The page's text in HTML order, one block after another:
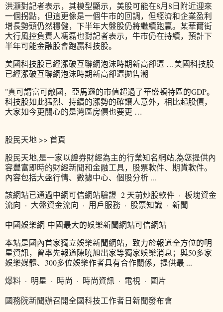
洪灝對記者表示，其模型顯示，美股可能在8月8日附近迎來
一個拐點，但這更像是一個牛市的回調，但經濟和企業盈利
增長勢頭仍然穩健，下半年大盤股仍將繼續跑贏。某華爾街
大行風控負責人馮磊也對記者表示，牛市仍在持續，預計下
半年可能金融股會跑贏科技股。
美國科技股已經漲破互聯網泡沫時期新高卻遭 …美國科技股
已經漲破互聯網泡沫時期新高卻遭拋售潮
"真可謂富可敵國，亞馬遜的市值超過了華盛頓特區的GDP。
科技股如此猛烈、持續的漲勢的確讓人意外，相比起股價，
大家如今更關心的是灣區房價也要更 …
股民天地 >> 首頁
股民天地,是一家以證券財經為主的行業知名網站,為您提供內
容豐富即時的財經新聞和金融工具，股票軟件、期貨軟件。
內容包括大盤行情、數據中心、個股分析 ...
該網站已通過中網可信網站驗證 2 天前炒股軟件 · 板塊資金
流向 · 大盤資金流向 · 用戶服務 · 股票知識 · 新聞
中國娛樂網-中國最大的娛樂新聞網站可信網站
本站是國內首家獨立娛樂新聞網站，致力於報道全方位的明
星資訊，曾率先報道陳曉旭出家等獨家娛樂消息；與50多家
娛樂媒體、300多位娛樂作者具有合作關係，提供最 ...
爆料 · 明星 · 時尚 · 時尚資訊 · 電視 · 圖片
國務院新聞辦召開全國科技工作者日新聞發布會